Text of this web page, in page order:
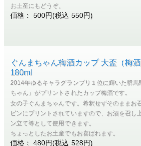
お土産にもどうぞ。
価格： 500円(税込 550円)
ぐんまちゃん梅酒カップ 大盃（梅
180ml
2014年ゆるキャラグランプリ１位に輝いた群馬
ちゃん」がプリントされたカップ梅酒です。
女の子ぐんまちゃんです。希釈せずそのままお
ビンにプリントされていますので、お酒を召し
ン立て等として使用できます。
ちょっとしたお土産でもお喜ばれます。
価格： 480円(税込 528円)